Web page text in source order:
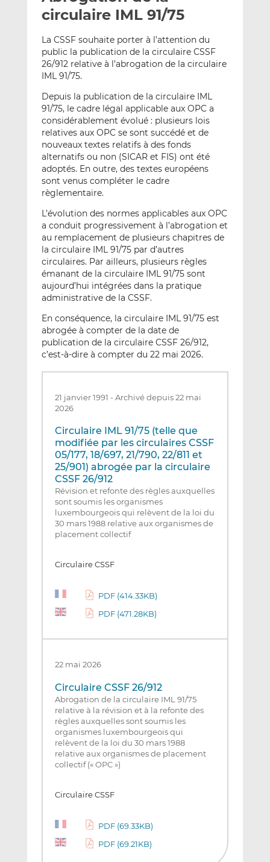
e
r
p
a
r
m
a
i
l
g
e
r
s
u
L
i
n
k
e
d
g
e
r
s
u
F
a
c
e
b
o
o
circulaire IML 91/75
La CSSF souhaite porter à l’attention du
public la publication de la circulaire CSSF
26/912 relative à l’abrogation de la circulaire
IML 91/75.
Depuis la publication de la circulaire IML
91/75, le cadre légal applicable aux OPC a
considérablement évolué : plusieurs lois
relatives aux OPC se sont succédé et de
nouveaux textes relatifs à des fonds
alternatifs ou non (SICAR et FIS) ont été
adoptés. En outre, des textes européens
sont venus compléter le cadre
règlementaire.
L’évolution des normes applicables aux OPC
a conduit progressivement à l’abrogation et
au remplacement de plusieurs chapitres de
la circulaire IML 91/75 par d’autres
circulaires. Par ailleurs, plusieurs règles
émanant de la circulaire IML 91/75 sont
aujourd’hui intégrées dans la pratique
administrative de la CSSF.
En conséquence, la circulaire IML 91/75 est
abrogée à compter de la date de
publication de la circulaire CSSF 26/912,
c’est-à-dire à compter du 22 mai 2026.
21 janvier 1991 -Archivé depuis 22 mai
2026
Circulaire IML 91/75 (telle que
modifiée par les circulaires CSSF
05/177, 18/697, 21/790, 22/811 et
25/901) abrogée par la circulaire
CSSF 26/912
Révision et refonte des règles auxquelles
sont soumis les organismes
luxembourgeois qui relèvent de la loi du
30 mars 1988 relative aux organismes de
placement collectif
Circulaire CSSF
PDF (414.33KB)
PDF (471.28KB)
22 mai 2026
Circulaire CSSF 26/912
Abrogation de la circulaire IML 91/75
relative à la révision et à la refonte des
règles auxquelles sont soumis les
organismes luxembourgeois qui
relèvent de la loi du 30 mars 1988
relative aux organismes de placement
collectif (« OPC »)
Circulaire CSSF
PDF (69.33KB)
PDF (69.21KB)